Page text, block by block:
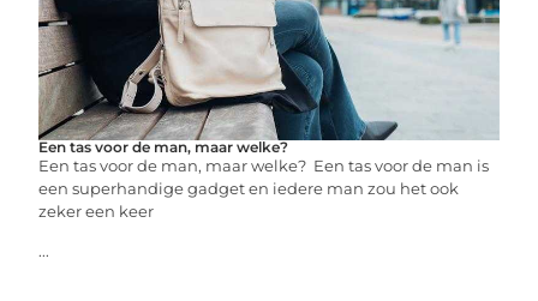
Een tas voor de man, maar welke?
Een tas voor de man, maar welke? Een tas voor de man is
een superhandige gadget en iedere man zou het ook
zeker een keer
...